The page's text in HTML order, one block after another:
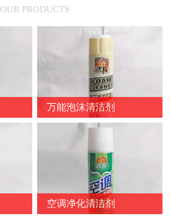
OUR PRODUCTS
万能泡沫清洁剂
空调净化清洁剂